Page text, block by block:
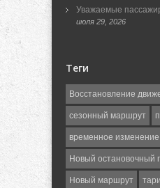
Уважаемые
июля 29, 2026
Теги
Восстановление
сезонный маршрут
временное изменение
Новый остановочный
Новый маршрут